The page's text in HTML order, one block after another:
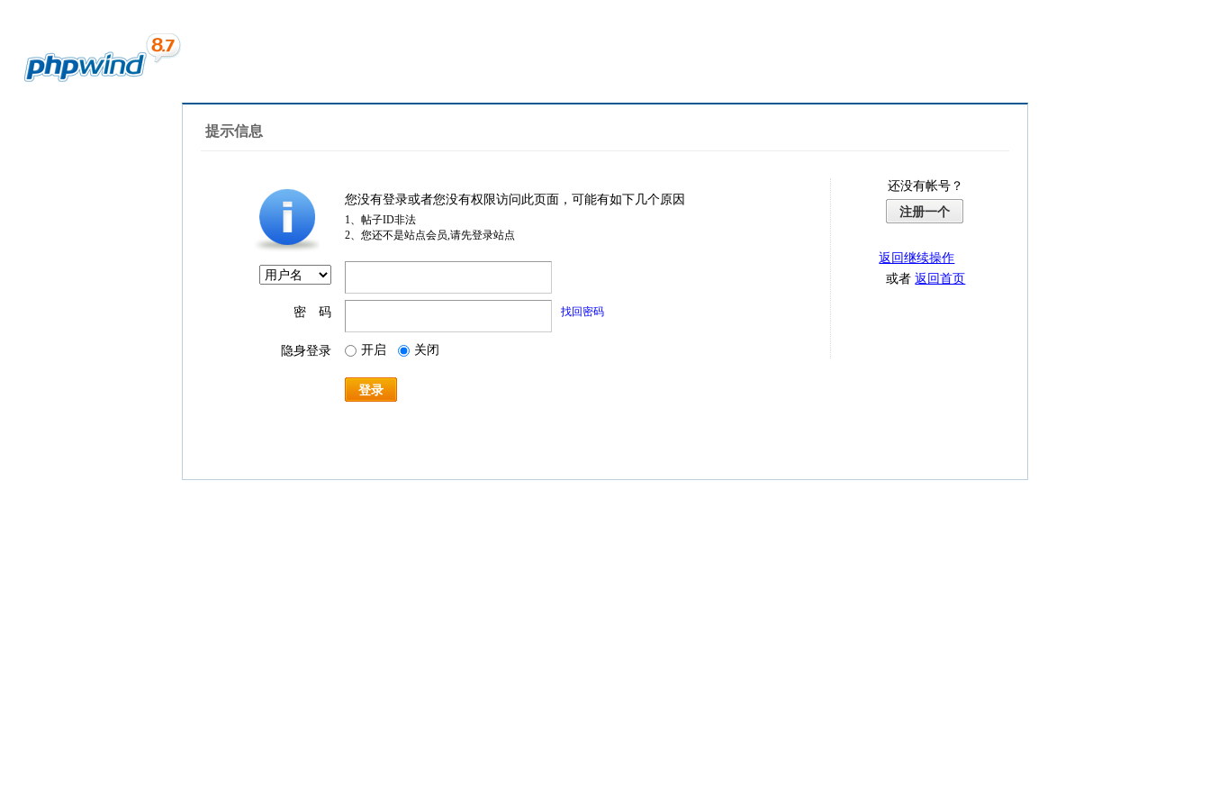
提示信息
您没有登录或者您没有权限访问此页面，可能有如下几个原因
1、帖子ID非法
2、您还不是站点会员,请先登录站点
密 码 找回密码
隐身登录 开启 关闭
登录
还没有帐号？
注册一个
返回继续操作
或者返回首页